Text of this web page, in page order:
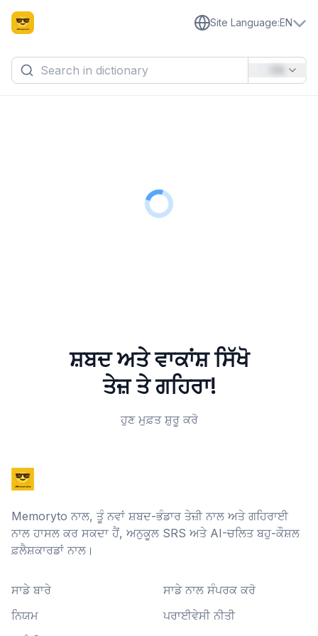
Site Language:EN
ਸ਼ਬਦ ਅਤੇ ਵਾਕਾਂਸ਼ ਸਿੱਖੋ
ਤੇਜ਼ ਤੇ ਗਹਿਰਾ!
ਹੁਣ ਮੁਫ਼ਤ ਸ਼ੁਰੂ ਕਰੋ
Memoryto ਨਾਲ, ਤੂੰ ਨਵਾਂ ਸ਼ਬਦ-ਭੰਡਾਰ ਤੇਜ਼ੀ ਨਾਲ ਅਤੇ ਗਹਿਰਾਈ
ਨਾਲ ਹਾਸਲ ਕਰ ਸਕਦਾ ਹੈਂ, ਅਨੁਕੂਲ SRS ਅਤੇ AI-ਚਲਿਤ ਬਹੁ-ਕੌਸ਼ਲ
ਫ਼ਲੈਸ਼ਕਾਰਡਾਂ ਨਾਲ।
ਸਾਡੇ ਬਾਰੇ
ਸਾਡੇ ਨਾਲ ਸੰਪਰਕ ਕਰੋ
ਨਿਯਮ
ਪਰਾਈਵੇਸੀ ਨੀਤੀ